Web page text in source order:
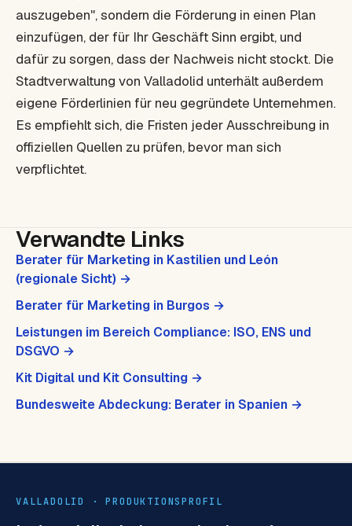
auszugeben", sondern die Förderung in einen Plan
einzufügen, der für Ihr Geschäft Sinn ergibt, und
dafür zu sorgen, dass der Nachweis nicht stockt. Die
Stadtverwaltung von Valladolid unterhält außerdem
eigene Förderlinien für neu gegründete Unternehmen.
Es empfiehlt sich, die Fristen jeder Ausschreibung in
offiziellen Quellen zu prüfen, bevor man sich
verpflichtet.
Verwandte Links
Berater für Marketing in Kastilien und León
(regionale Sicht) →
Berater für Marketing in Burgos →
Leistungen im Bereich Compliance: ISO, ENS und
DSGVO →
Kit Digital und Kit Consulting →
Bundesweite Abdeckung: Berater in Spanien →
VALLADOLID · PRODUKTIONSPROFIL